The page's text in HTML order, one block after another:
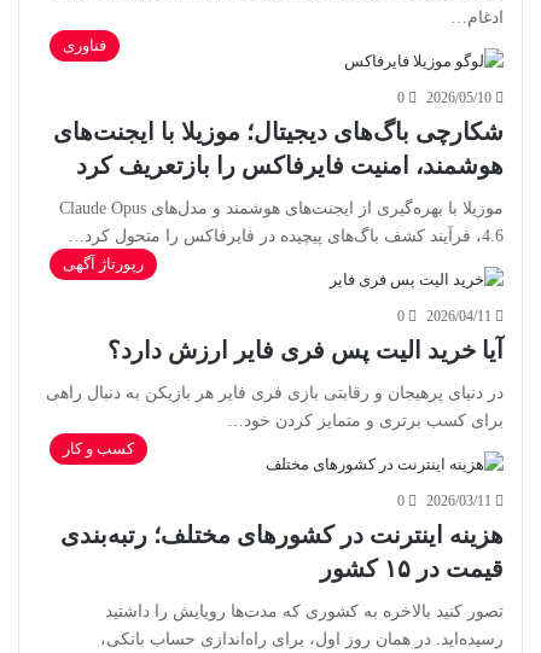
ادغام…
فناوری
2026/05/10
0
شکارچی باگ‌های دیجیتال؛ موزیلا با ایجنت‌های
هوشمند، امنیت فایرفاکس را بازتعریف کرد
موزیلا با بهره‌گیری از ایجنت‌های هوشمند و مدل‌های Claude Opus
4.6، فرآیند کشف باگ‌های پیچیده در فایرفاکس را متحول کرد…
رپورتاژ آگهی
2026/04/11
0
آیا خرید الیت پس فری فایر ارزش دارد؟
در دنیای پرهیجان و رقابتی بازی فری فایر هر بازیکن به دنبال راهی
برای کسب برتری و متمایز کردن خود…
کسب و کار
2026/03/11
0
هزینه اینترنت در کشورهای مختلف؛ رتبه‌بندی
قیمت در ۱۵ کشور
تصور کنید بالاخره به کشوری که مدت‌ها رویایش را داشتید
رسیده‌اید. در همان روز اول، برای راه‌اندازی حساب بانکی،